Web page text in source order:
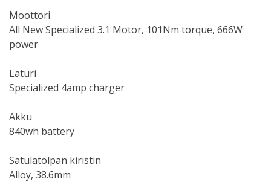
Moottori
All New Specialized 3.1 Motor, 101Nm torque, 666W
power
Laturi
Specialized 4amp charger
Akku
840wh battery
Satulatolpan kiristin
Alloy, 38.6mm